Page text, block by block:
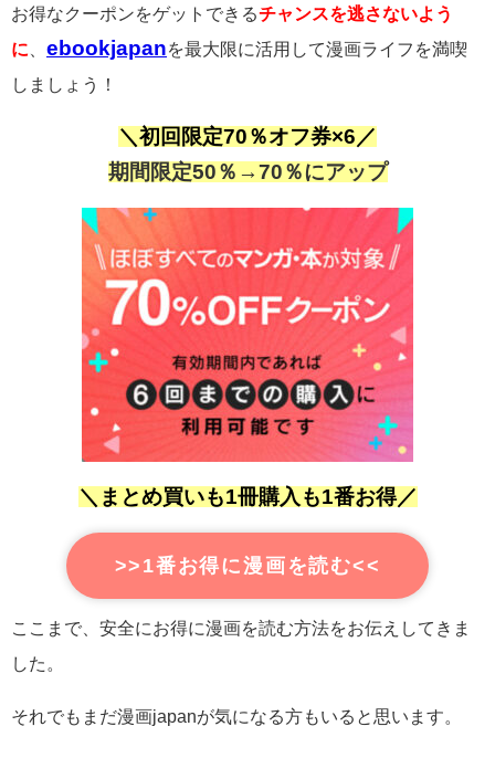
お得なクーポンをゲットできるチャンスを逃さないよう
に
ebookjapanを最大限に活用して漫画ライフを満喫
しましょう！
＼初回限定70％オフ券×6／
期間限定50％→70％にアップ
＼まとめ買いも1冊購入も1番お得／
>>1番お得に漫画を読む<<
ここまで、安全にお得に漫画を読む方法をお伝えしてきま
した。
それでもまだ漫画japanが気になる方もいると思います。